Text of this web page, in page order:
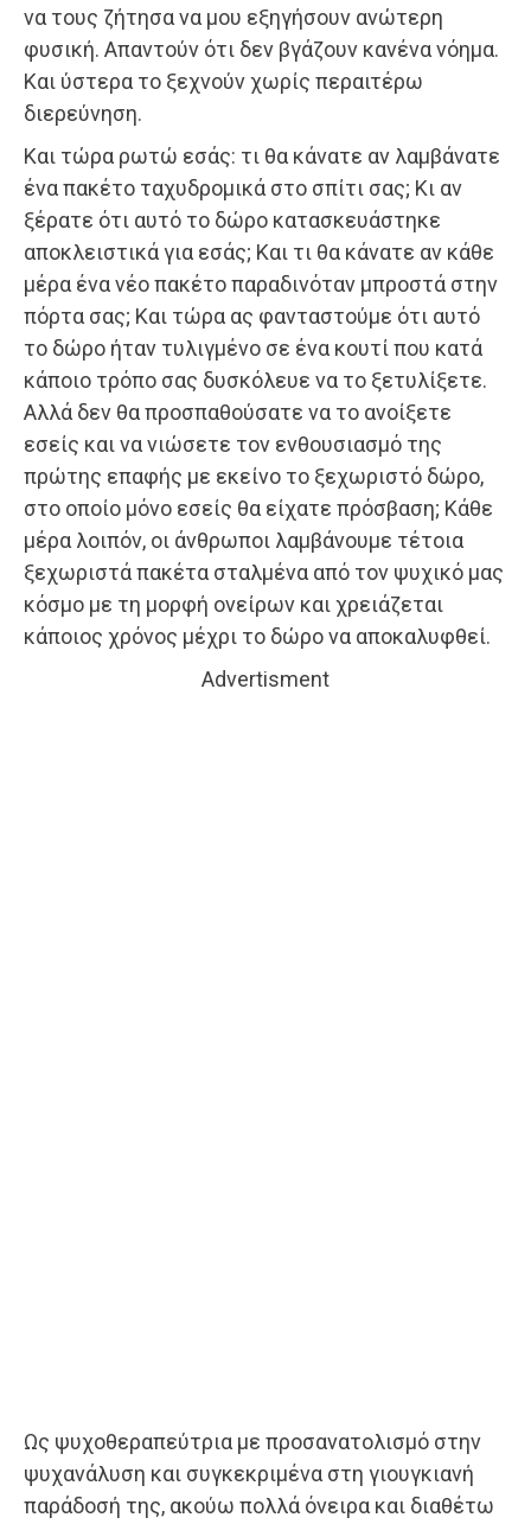
να τους ζήτησα να μου εξηγήσουν ανώτερη
φυσική. Απαντούν ότι δεν βγάζουν κανένα νόημα.
Και ύστερα το ξεχνούν χωρίς περαιτέρω
διερεύνηση.
Και τώρα ρωτώ εσάς: τι θα κάνατε αν λαμβάνατε
ένα πακέτο ταχυδρομικά στο σπίτι σας; Κι αν
ξέρατε ότι αυτό το δώρο κατασκευάστηκε
αποκλειστικά για εσάς; Και τι θα κάνατε αν κάθε
μέρα ένα νέο πακέτο παραδινόταν μπροστά στην
πόρτα σας; Και τώρα ας φανταστούμε ότι αυτό
το δώρο ήταν τυλιγμένο σε ένα κουτί που κατά
κάποιο τρόπο σας δυσκόλευε να το ξετυλίξετε.
Αλλά δεν θα προσπαθούσατε να το ανοίξετε
εσείς και να νιώσετε τον ενθουσιασμό της
πρώτης επαφής με εκείνο το ξεχωριστό δώρο,
στο οποίο μόνο εσείς θα είχατε πρόσβαση; Κάθε
μέρα λοιπόν, οι άνθρωποι λαμβάνουμε τέτοια
ξεχωριστά πακέτα σταλμένα από τον ψυχικό μας
κόσμο με τη μορφή ονείρων και χρειάζεται
κάποιος χρόνος μέχρι το δώρο να αποκαλυφθεί.
Advertisment
Ως ψυχοθεραπεύτρια με προσανατολισμό στην
ψυχανάλυση και συγκεκριμένα στη γιουγκιανή
παράδοσή της, ακούω πολλά όνειρα και διαθέτω